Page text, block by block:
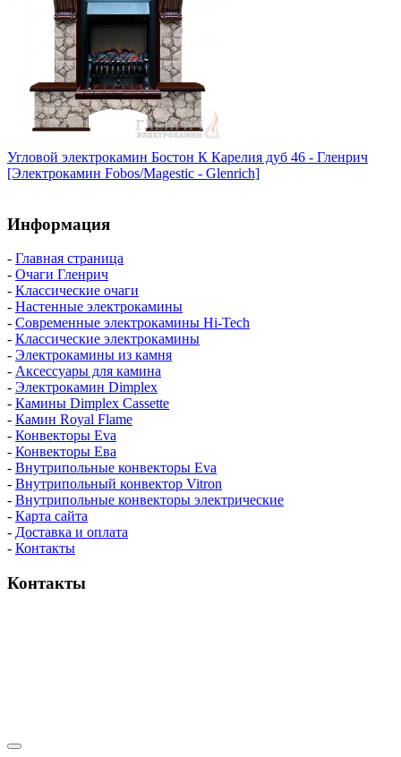
Угловой электрокамин Бостон К Карелия дуб 46 - Гленрич
[Электрокамин Fobos/Magestic - Glenrich]
Информация
- Главная страница
- Очаги Гленрич
- Классические очаги
- Настенные электрокамины
- Современные электрокамины Hi-Tech
- Классические электрокамины
- Электрокамины из камня
- Аксессуары для камина
- Электрокамин Dimplex
- Камины Dimplex Cassette
- Камин Royal Flame
- Конвекторы Eva
- Конвекторы Ева
- Внутрипольные конвекторы Eva
- Внутрипольный конвектор Vitron
- Внутрипольные конвекторы электрические
- Карта сайта
- Доставка и оплата
- Контакты
Контакты